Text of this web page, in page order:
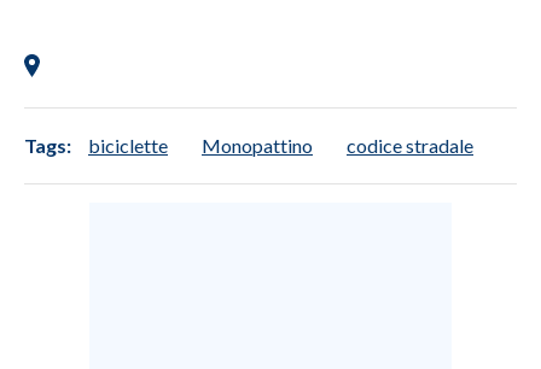
Tags: biciclette Monopattino codice stradale